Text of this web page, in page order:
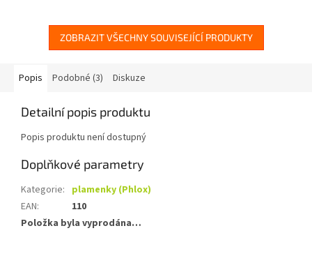
ZOBRAZIT VŠECHNY SOUVISEJÍCÍ PRODUKTY
Popis Podobné (3) Diskuze
Detailní popis produktu
Popis produktu není dostupný
Doplňkové parametry
Kategorie: plamenky (Phlox)
EAN:
110
Položka byla vyprodána…